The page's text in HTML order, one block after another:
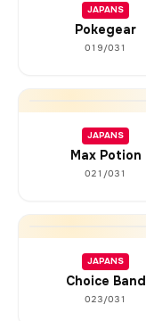
JAPANS
Pokegear
019/031
JAPANS
Max Potion
021/031
JAPANS
Choice Band
023/031